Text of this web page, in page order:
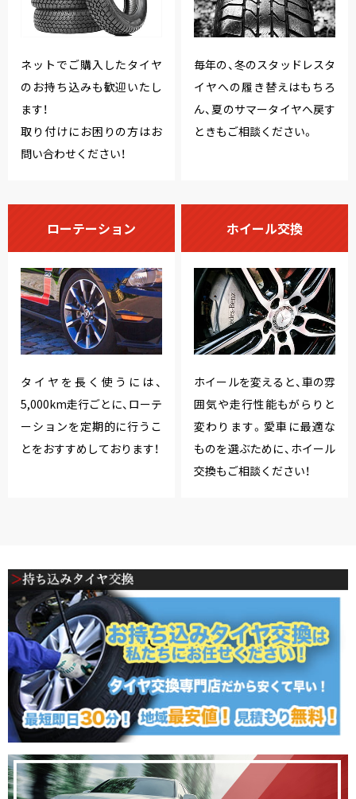
ネットでご購入したタイヤ
のお持ち込みも歓迎いたし
ます！
取り付けにお困りの方はお
問い合わせください！
毎年の、冬のスタッドレスタ
イヤへの履き替えはもちろ
ん、夏のサマータイヤへ戻す
ときもご相談ください。
ローテーション
タイヤを長く使うには、
5,000km走行ごとに、ローテ
ーションを定期的に行うこ
とをおすすめしております！
ホイール交換
ホイールを変えると、車の雰
囲気や走行性能もがらりと
変わります。愛車に最適な
ものを選ぶために、ホイール
交換もご相談ください！